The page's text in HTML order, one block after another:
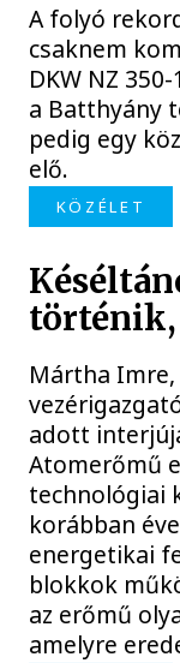
A folyó
csaknem
DKW NZ
a Batthyány
pedig egy
elő.
KÖZÉLET
történik,
Mártha
adott
Atomerőmű
technológiai
korábban
energetikai
blokkok
az erőmű
amelyre